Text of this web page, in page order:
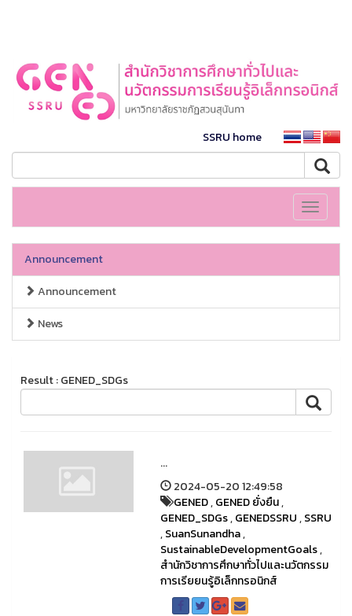
SSRU home
Toggle
Announcement
Announcement
News
Result : GENED_SDGs
...
2024-05-20 12:49:58
GENED,GENED ยั่งยืน,
GENED_SDGs,GENEDSSRU,SSRU
,SuanSunandha,
SustainableDevelopmentGoals,
สำนักวิชาการศึกษาทั่วไปและนวัตกรรม
การเรียยนรู้อิเล็กทรอนิกส์